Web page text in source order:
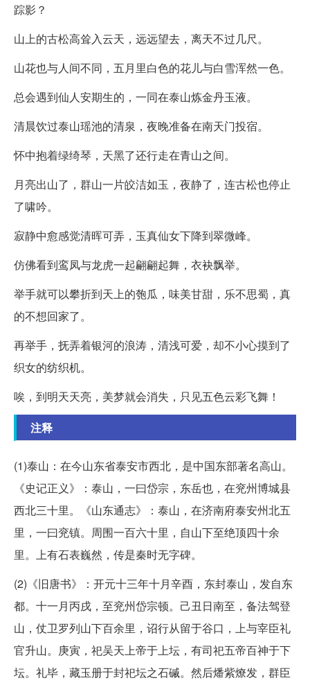
踪影？
山上的古松高耸入云天，远远望去，离天不过几尺。
山花也与人间不同，五月里白色的花儿与白雪浑然一色。
总会遇到仙人安期生的，一同在泰山炼金丹玉液。
清晨饮过泰山瑶池的清泉，夜晚准备在南天门投宿。
怀中抱着绿绮琴，天黑了还行走在青山之间。
月亮出山了，群山一片皎洁如玉，夜静了，连古松也停止
了啸吟。
寂静中愈感觉清晖可弄，玉真仙女下降到翠微峰。
仿佛看到鸾凤与龙虎一起翩翩起舞，衣袂飘举。
举手就可以攀折到天上的匏瓜，味美甘甜，乐不思蜀，真
的不想回家了。
再举手，抚弄着银河的浪涛，清浅可爱，却不小心摸到了
织女的纺织机。
唉，到明天天亮，美梦就会消失，只见五色云彩飞舞！
注释
(1)泰山：在今山东省泰安市西北，是中国东部著名高山。
《史记正义》：泰山，一曰岱宗，东岳也，在兖州博城县
西北三十里。《山东通志》：泰山，在济南府泰安州北五
里，一曰兖镇。周围一百六十里，自山下至绝顶四十余
里。上有石表巍然，传是秦时无字碑。
(2)《旧唐书》：开元十三年十月辛酉，东封泰山，发自东
都。十一月丙戌，至兖州岱宗顿。己丑日南至，备法驾登
山，仗卫罗列山下百余里，诏行从留于谷口，上与宰臣礼
官升山。庚寅，祀吴天上帝于上坛，有司祀五帝百神于下
坛。礼毕，藏玉册于封祀坛之石磩。然后燔紫燎发，群臣